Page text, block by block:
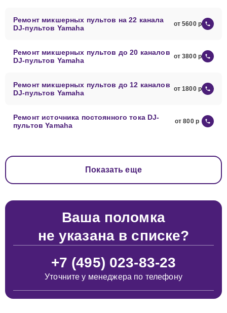
Ремонт микшерных пультов на 22 канала
DJ-пультов Yamaha
от 5600
Ремонт микшерных пультов до 20 каналов
DJ-пультов Yamaha
от 3800
Ремонт микшерных пультов до 12 каналов
DJ-пультов Yamaha
от 1800
Ремонт источника постоянного тока DJ-
пультов Yamaha
от 800
Показать еще
Ваша поломка
не указана в списке?
+7 (495) 023-83-23
Уточните у менеджера по телефону